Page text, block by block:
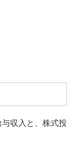
収入と、株式投